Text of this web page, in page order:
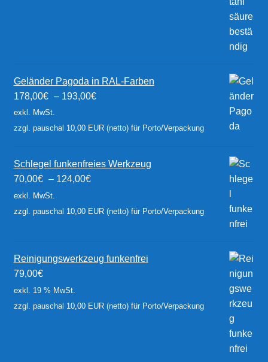
Geländer Pagoda in RAL-Farben
178,00€ – 193,00€
exkl. MwSt.
zzgl. pauschal 10,00 EUR (netto) für Porto/Verpackung
Schlegel funkenfreies Werkzeug
70,00€ – 124,00€
exkl. MwSt.
zzgl. pauschal 10,00 EUR (netto) für Porto/Verpackung
Reinigungswerkzeug funkenfrei
79,00€
exkl. 19 % MwSt.
zzgl. pauschal 10,00 EUR (netto) für Porto/Verpackung